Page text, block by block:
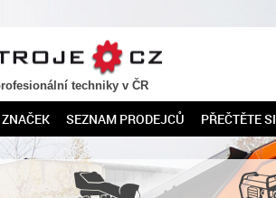
techniky v ČR
SEZNAM PRODEJCŮ PŘEČTĚTE SI